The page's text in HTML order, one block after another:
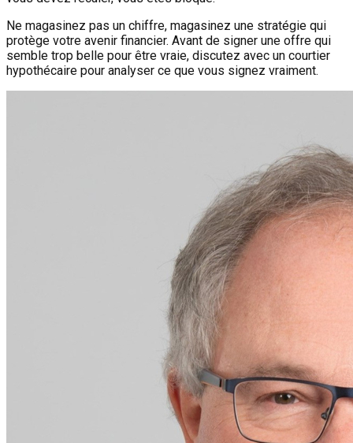
Ne magasinez pas un chiffre, magasinez une stratégie qui
protège votre avenir financier. Avant de signer une offre qui
semble trop belle pour être vraie, discutez avec un courtier
hypothécaire pour analyser ce que vous signez vraiment.